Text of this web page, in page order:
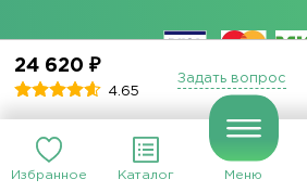
Избранное Каталог Меню
24 620 ₽
4.65
Задать вопрос